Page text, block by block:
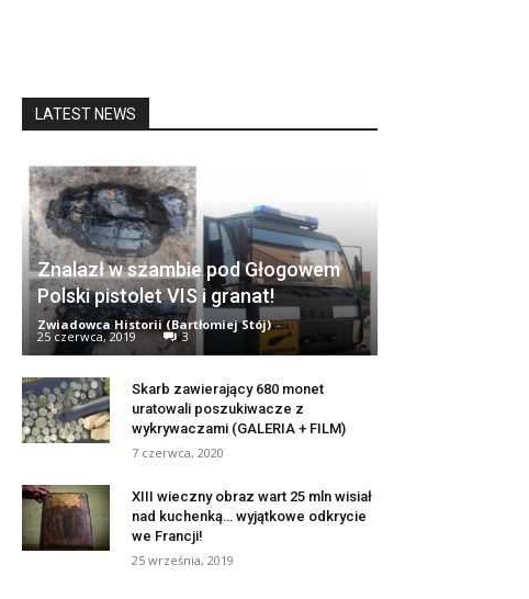
LATEST NEWS
Znalazł w szambie pod Głogowem
Polski pistolet VIS i granat!
Zwiadowca Historii (Bartłomiej Stój) -
25 czerwca, 2019 3
Skarb zawierający 680 monet
uratowali poszukiwacze z
wykrywaczami (GALERIA + FILM)
7 czerwca, 2020
XIII wieczny obraz wart 25 mln wisiał
nad kuchenką… wyjątkowe odkrycie
we Francji!
25 września, 2019